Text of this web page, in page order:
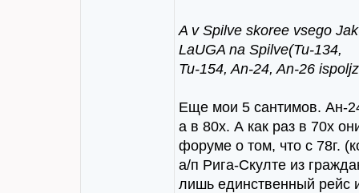
A v Spilve skoree vsego
LaUGA na Spilve(Tu-134,
Tu-154, An-24, An-26
Еще мои 5 сантимов. Ан-
а в 80х. А как раз в 70х
форуме о том, что с 78г.
а/п Рига-Скулте из
лишь единственный рейс